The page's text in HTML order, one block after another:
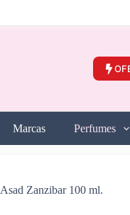
Marcas Perfumes
Asad Zanzibar 100 ml.